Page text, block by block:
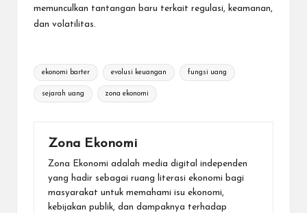
memunculkan tantangan baru terkait regulasi, keamanan,
dan volatilitas.
Tags:
ekonomi barter evolusi keuangan fungsi uang
sejarah uang zona ekonomi
Zona Ekonomi
Zona Ekonomi adalah media digital independen
yang hadir sebagai ruang literasi ekonomi bagi
masyarakat untuk memahami isu ekonomi,
kebijakan publik, dan dampaknya terhadap